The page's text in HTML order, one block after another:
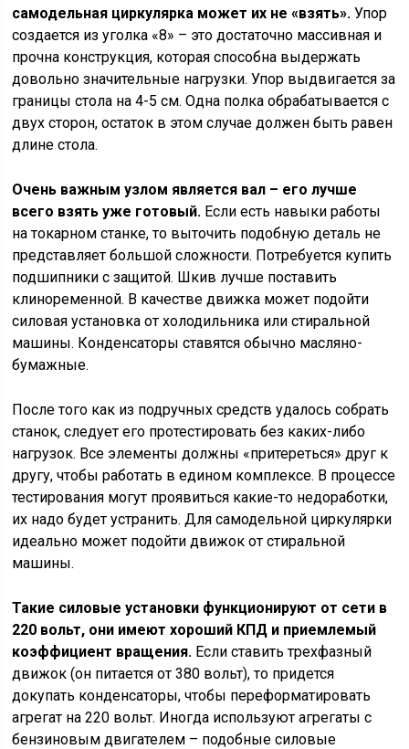
самодельная циркулярка может их не «взять». Упор
создается из уголка «8» – это достаточно массивная и
прочна конструкция, которая способна выдержать
довольно значительные нагрузки. Упор выдвигается за
границы стола на 4-5 см. Одна полка обрабатывается с
двух сторон, остаток в этом случае должен быть равен
длине стола.
Очень важным узлом является вал – его лучше
всего взять уже готовый. Если есть навыки работы
на токарном станке, то выточить подобную деталь не
представляет большой сложности. Потребуется купить
подшипники с защитой. Шкив лучше поставить
клиноременной. В качестве движка может подойти
силовая установка от холодильника или стиральной
машины. Конденсаторы ставятся обычно масляно-
бумажные.
После того как из подручных средств удалось собрать
станок, следует его протестировать без каких-либо
нагрузок. Все элементы должны «притереться» друг к
другу, чтобы работать в едином комплексе. В процессе
тестирования могут проявиться какие-то недоработки,
их надо будет устранить. Для самодельной циркулярки
идеально может подойти движок от стиральной
машины.
Такие силовые установки функционируют от сети в
220 вольт, они имеют хороший КПД и приемлемый
коэффициент вращения. Если ставить трехфазный
движок (он питается от 380 вольт), то придется
докупать конденсаторы, чтобы переформатировать
агрегат на 220 вольт. Иногда используют агрегаты с
бензиновым двигателем – подобные силовые